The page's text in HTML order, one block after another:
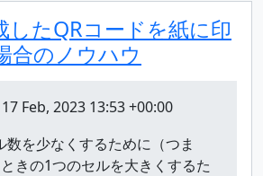
たQRコードを紙に印
合のノウハウ
17 Feb, 2023 13:53 +00:00
数を少なくするために（つま
きの1つのセルを大きくするた